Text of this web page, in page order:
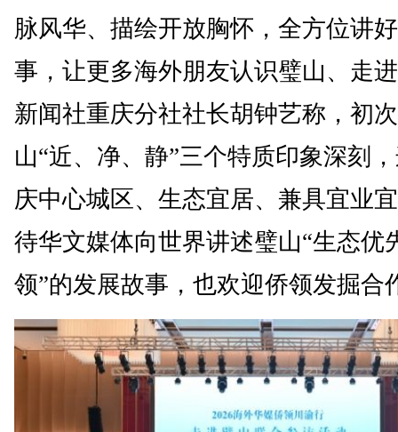
脉风华、描绘开放胸怀，全方位讲
事，让更多海外朋友认识璧山、走
新闻社重庆分社社长胡钟艺称，初
山“近、净、静”三个特质印象深刻
庆中心城区、生态宜居、兼具宜业
待华文媒体向世界讲述璧山“生态优
领”的发展故事，也欢迎侨领发掘合